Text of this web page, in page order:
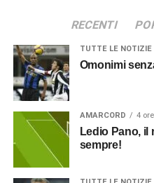
RECENTI
TUTTE LE NOTIZIE
Omonimi
AMARCORD 4
Ledio Pano,
sempre!